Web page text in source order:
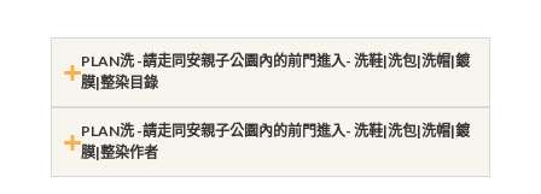
PLAN洗 -請走同安親子公園內的前門進入- 洗鞋|洗包|洗帽|鍍
膜|整染目錄
PLAN洗 -請走同安親子公園內的前門進入- 洗鞋|洗包|洗帽|鍍
膜|整染作者